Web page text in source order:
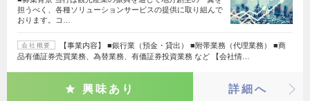
担うべく、各種ソリューションサービスの提供に取り組んで
おります。コ…
会社概要
【事業内容】 ■銀行業（預金・貸出） ■附帯業務（代理業務） ■商
品有価証券売買業務、為替業務、有価証券投資業務 など 【会社情…
興味あり 詳細へ